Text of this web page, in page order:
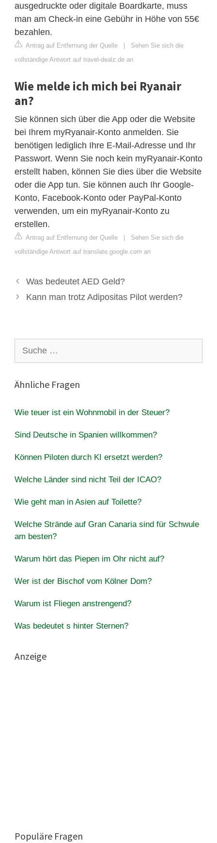
ausgedruckte oder digitale Boardkarte, muss
man am Check-in eine Gebühr in Höhe von 55€
bezahlen.
Antrag auf Entfernung der Quelle | Sehen Sie sich die
vollständige Antwort auf travel-dealz.de an
Wie melde ich mich bei Ryanair
an?
Sie können sich über die App oder die Website
bei Ihrem myRyanair-Konto anmelden. Sie
benötigen lediglich Ihre E-Mail-Adresse und Ihr
Passwort. Wenn Sie noch kein myRyanair-Konto
erstellt haben, können Sie dies über die Website
oder die App tun. Sie können auch Ihr Google-
Konto, Facebook-Konto oder PayPal-Konto
verwenden, um ein myRyanair-Konto zu
erstellen.
Antrag auf Entfernung der Quelle | Sehen Sie sich die
vollständige Antwort auf translate.google.com an
Was bedeutet AED Geld?
Kann man trotz Adipositas Pilot werden?
nach:
Ähnliche Fragen
Wie teuer ist ein Wohnmobil in der Steuer?
Sind Deutsche in Spanien willkommen?
Können Piloten durch KI ersetzt werden?
Welche Länder sind nicht Teil der ICAO?
Wie geht man in Asien auf Toilette?
Welche Strände auf Gran Canaria sind für Schwule
am besten?
Warum hört das Piepen im Ohr nicht auf?
Wer ist der Bischof vom Kölner Dom?
Warum ist Fliegen anstrengend?
Was bedeutet s hinter Sternen?
Anzeige
Populäre Fragen